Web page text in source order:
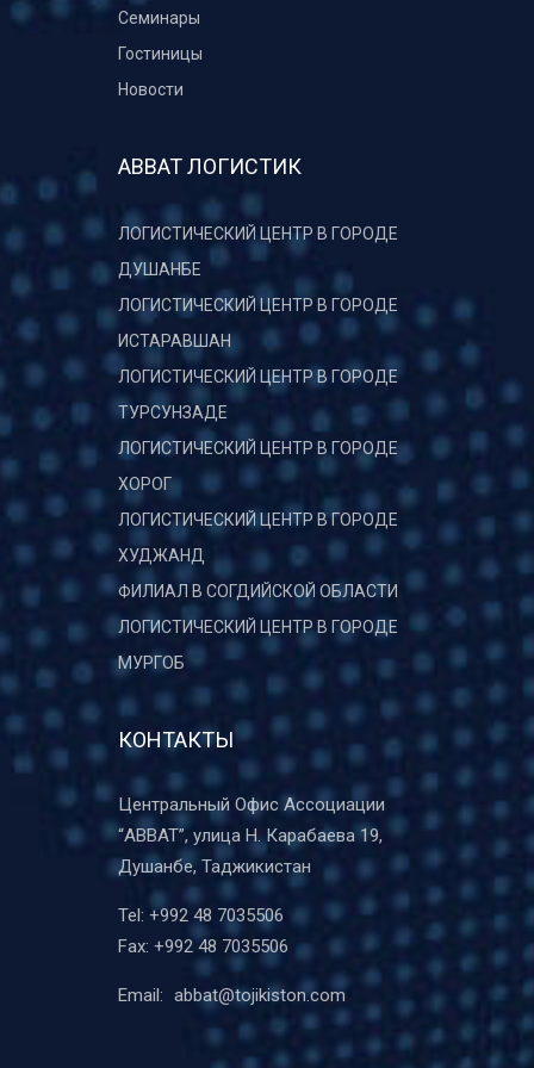
Семинары
Гостиницы
Новости
АВВАТ ЛОГИСТИК
ЛОГИСТИЧЕСКИЙ ЦЕНТР В ГОРОДЕ
ДУШАНБЕ
ЛОГИСТИЧЕСКИЙ ЦЕНТР В ГОРОДЕ
ИСТАРАВШАН
ЛОГИСТИЧЕСКИЙ ЦЕНТР В ГОРОДЕ
ТУРСУНЗАДЕ
ЛОГИСТИЧЕСКИЙ ЦЕНТР В ГОРОДЕ
ХОРОГ
ЛОГИСТИЧЕСКИЙ ЦЕНТР В ГОРОДЕ
ХУДЖАНД
ФИЛИАЛ В СОГДИЙСКОЙ ОБЛАСТИ
ЛОГИСТИЧЕСКИЙ ЦЕНТР В ГОРОДЕ
МУРГОБ
КОНТАКТЫ
Центральный Офис Ассоциации
“ABBAT”, улица Н. Карабаева 19,
Душанбе, Таджикистан
Tel: +992 48 7035506
Fax: +992 48 7035506
Email: abbat@tojikiston.com